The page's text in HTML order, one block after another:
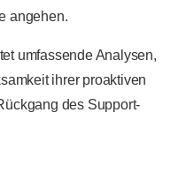
angehen.
umfassende Analysen,
ihrer proaktiven
des Support-